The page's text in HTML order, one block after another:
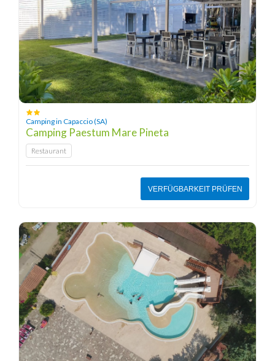
Camping in Capaccio (SA)
Camping Paestum Mare Pineta
Restaurant
VERFÜGBARKEIT PRÜFEN